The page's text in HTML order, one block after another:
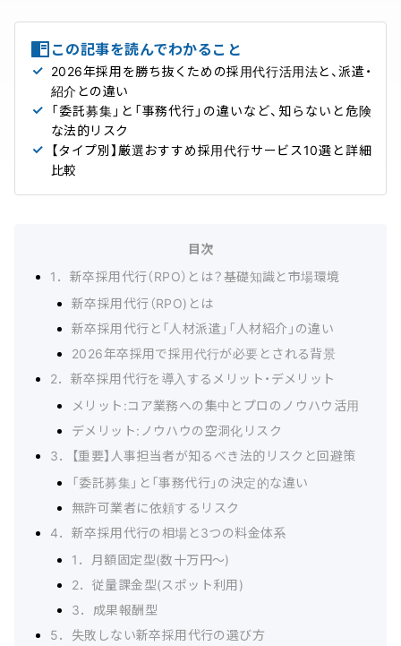
この記事を読んでわかること
2026年採用を勝ち抜くための採用代行活用法と、派遣・
紹介との違い
「委託募集」と「事務代行」の違いなど、知らないと危険
な法的リスク
【タイプ別】厳選おすすめ採用代行サービス10選と詳細
比較
目次
1．新卒採用代行（RPO）とは？基礎知識と市場環境
新卒採用代行（RPO)とは
新卒採用代行と「人材派遣」「人材紹介」の違い
2026年卒採用で採用代行が必要とされる背景
2．新卒採用代行を導入するメリット・デメリット
メリット:コア業務への集中とプロのノウハウ活用
デメリット:ノウハウの空洞化リスク
3．【重要】人事担当者が知るべき法的リスクと回避策
「委託募集」と「事務代行」の決定的な違い
無許可業者に依頼するリスク
4．新卒採用代行の相場と3つの料金体系
1．月額固定型(数十万円〜)
2．従量課金型(スポット利用)
3．成果報酬型
5．失敗しない新卒採用代行の選び方